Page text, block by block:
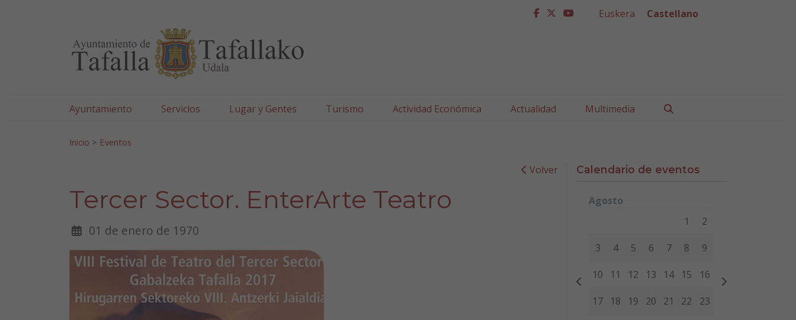
facebook
twitter
youtube
Euskera Castellano
Ayuntamiento Servicios Lugar y Gentes Turismo Actividad Económica Actualidad Multimedia
Inicio > Eventos
Volver
Tercer Sector. EnterArte Teatro
01 de enero de 1970
Calendario de eventos
Agosto
Miércoles Jueves
1 2
3 4 5 6 7 8 9
10 11 12 13 14 15 16
17 18 19 20 21 22 23